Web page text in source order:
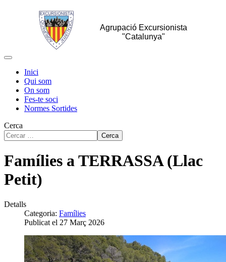
Agrupació Excursionista
"Catalunya"
Inici
Qui som
On som
Fes-te soci
Normes Sortides
Cerca
Cerca
Famílies a TERRASSA (Llac
Petit)
Detalls
Categoria: Famílies
Publicat el 27 Març 2026